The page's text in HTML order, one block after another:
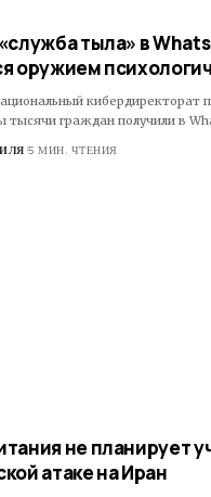
тыла» в
оружием
кибердиректорат
тысячи граждан получили в
5 МИН. ЧТЕНИЯ
не планирует
атаке на Иран